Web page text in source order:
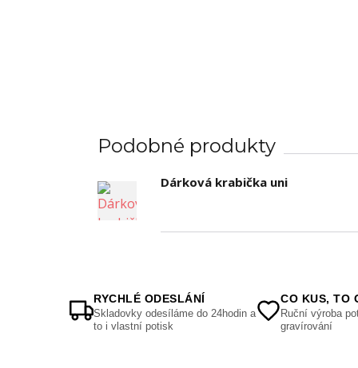
Podobné produkty
Dárková krabička uni
RYCHLÉ ODESLÁNÍ
Skladovky odesíláme do 24hodin a
to i vlastní potisk
CO KUS, TO
Ruční výroba
gravírování